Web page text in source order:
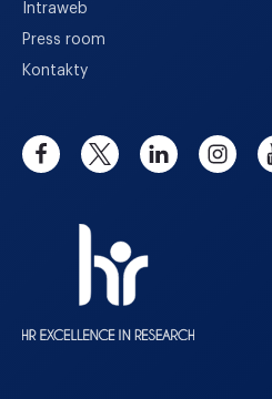
Intraweb
Press room
Kontakty